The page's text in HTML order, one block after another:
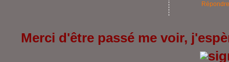
Répondre
Merci d'être passé me voir,